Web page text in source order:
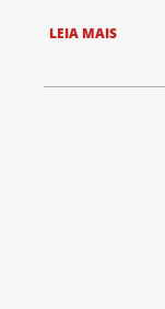
LEIA MAIS